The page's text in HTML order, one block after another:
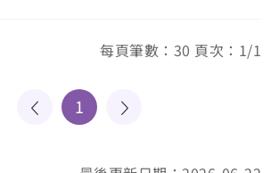
每頁筆數：30 頁次：1/1
1